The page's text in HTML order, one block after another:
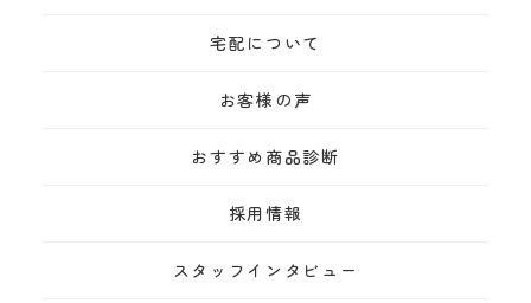
宅配について
お客様の声
おすすめ商品診断
採用情報
スタッフインタビュー